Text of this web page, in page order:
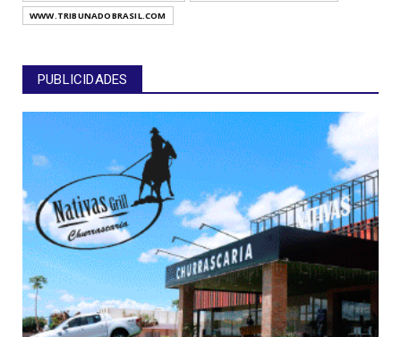
WWW.TRIBUNADOBRASIL.COM
PUBLICIDADES